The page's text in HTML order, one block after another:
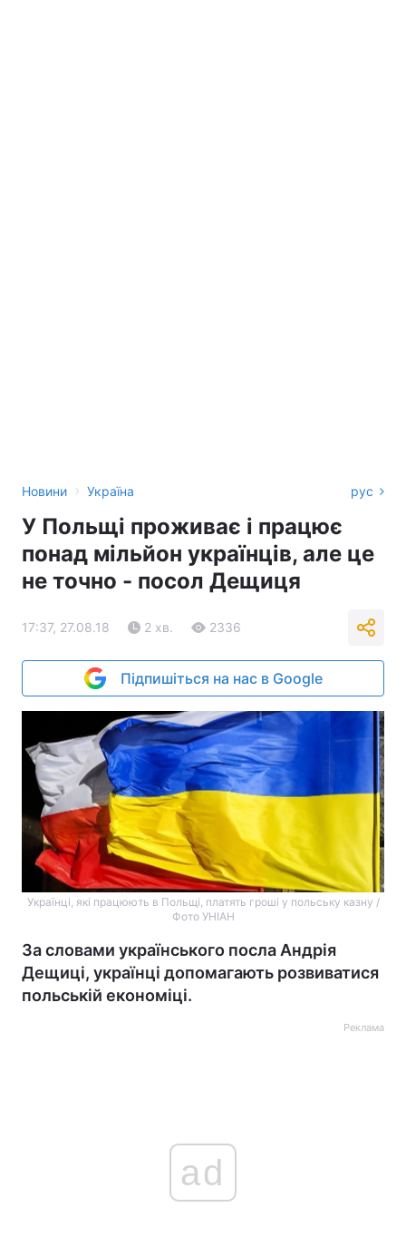
Новини › Україна рус
У Польщі проживає і працює
понад мільйон українців, але це
не точно - посол Дещиця
17:37, 27.08.18 2 хв. 2336
Підпишіться на нас в Google
Українці, які працюють в Польщі, платять гроші у польську казну /
Фото УНІАН
За словами українського посла Андрія
Дещиці, українці допомагають розвиватися
польській економіці.
Реклама
ad